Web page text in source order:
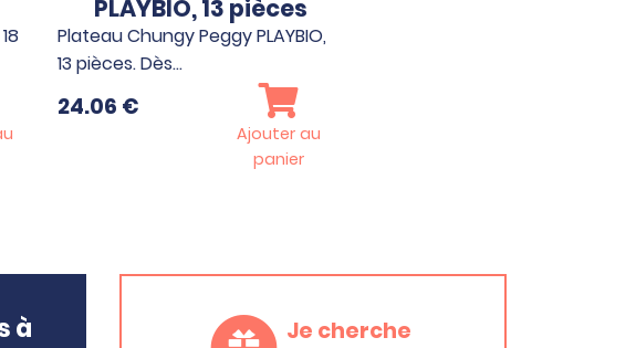
PLAYBIO, 13 pièces
Plateau Chungy Peggy PLAYBIO,
13 pièces. Dès…
24.06 €
Ajouter au
panier
à
Je cherche